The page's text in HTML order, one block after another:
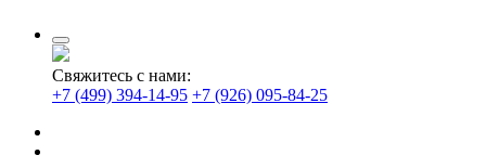
Свяжитесь с нами:
+7 (499) 394-14-95 +7 (926) 095-84-25